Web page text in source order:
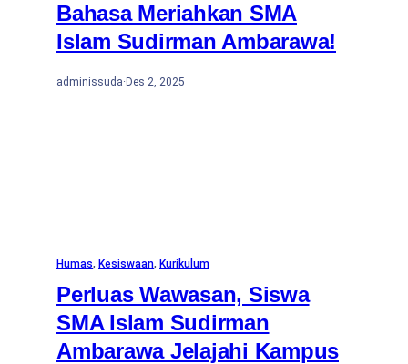
Bahasa Meriahkan SMA
Islam Sudirman Ambarawa!
adminissuda· Des 2, 2025
Humas, Kesiswaan, Kurikulum
Perluas Wawasan, Siswa
SMA Islam Sudirman
Ambarawa Jelajahi Kampus